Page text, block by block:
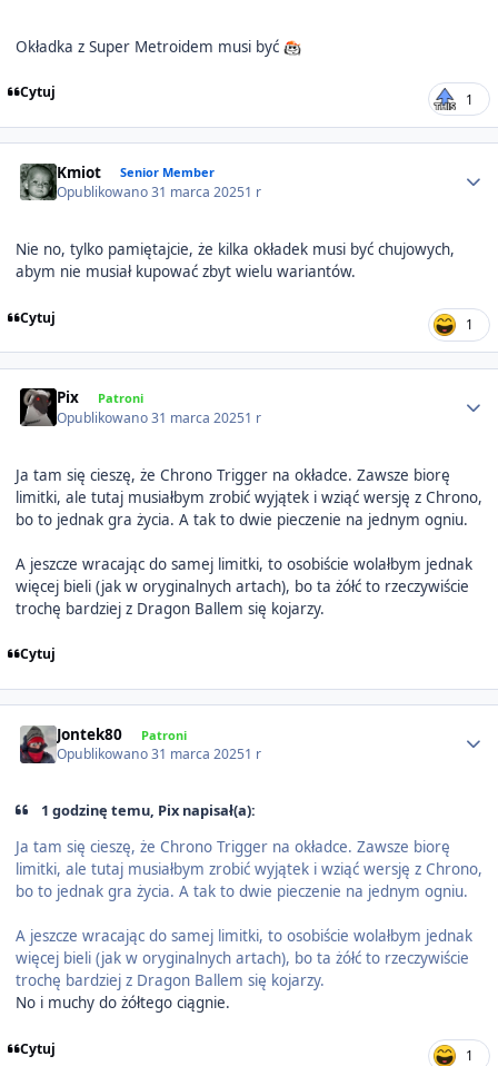
Okładka z Super Metroidem musi być
Cytuj 1
Kmiot Senior Member
Opublikowano31 marca 20251 r
Nie no, tylko pamiętajcie, że kilka okładek musi być chujowych,
abym nie musiał kupować zbyt wielu wariantów.
Cytuj 1
Pix Patroni
Opublikowano31 marca 20251 r
Ja tam się cieszę, że Chrono Trigger na okładce. Zawsze biorę
limitki, ale tutaj musiałbym zrobić wyjątek i wziąć wersję z Chrono,
bo to jednak gra życia. A tak to dwie pieczenie na jednym ogniu.
A jeszcze wracając do samej limitki, to osobiście wolałbym jednak
więcej bieli (jak w oryginalnych artach), bo ta żółć to rzeczywiście
trochę bardziej z Dragon Ballem się kojarzy.
Cytuj
Jontek80 Patroni
Opublikowano31 marca 20251 r
1 godzinę temu, Pix napisał(a):
Ja tam się cieszę, że Chrono Trigger na okładce. Zawsze biorę
limitki, ale tutaj musiałbym zrobić wyjątek i wziąć wersję z Chrono,
bo to jednak gra życia. A tak to dwie pieczenie na jednym ogniu.
A jeszcze wracając do samej limitki, to osobiście wolałbym jednak
więcej bieli (jak w oryginalnych artach), bo ta żółć to rzeczywiście
trochę bardziej z Dragon Ballem się kojarzy.
No i muchy do żółtego ciągnie.
Cytuj 1